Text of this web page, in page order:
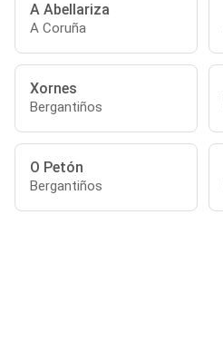
A Abellariza
A Coruña
Xornes
Bergantiños
O Petón
Bergantiños